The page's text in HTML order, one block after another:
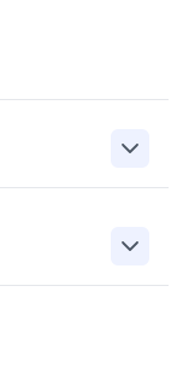
Work &
lat naszej